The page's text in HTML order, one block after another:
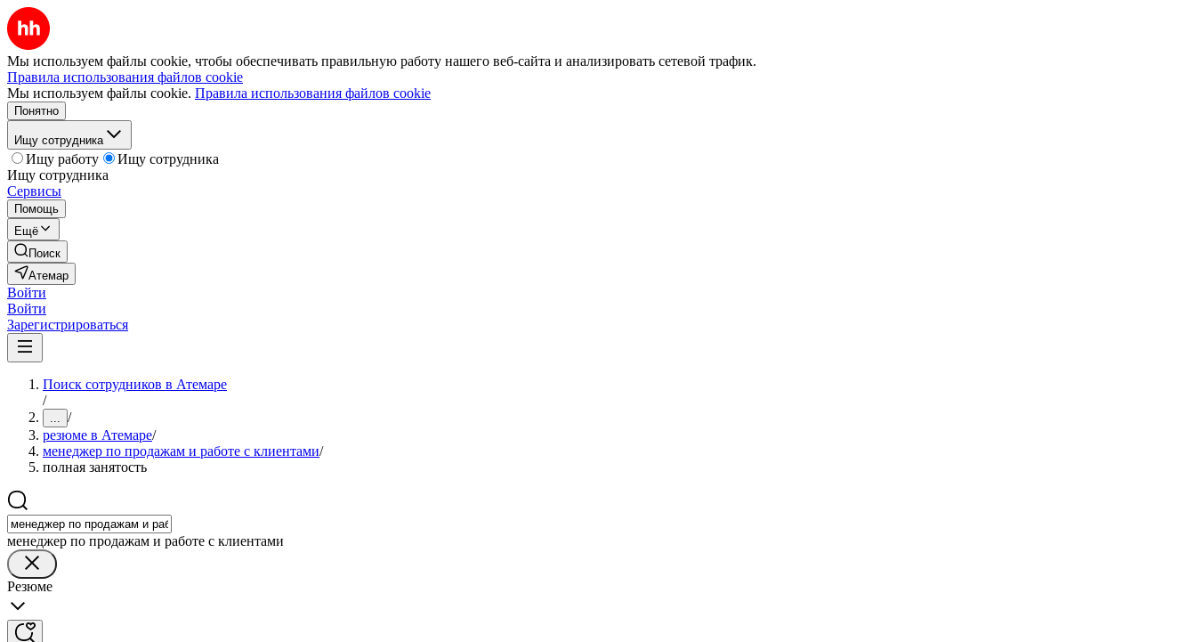
Мы используем файлы cookie, чтобы обеспечивать правильную работу нашего веб-сайта и анализировать сетевой трафик.
Правила использования файлов cookie
Мы используем файлы cookie. Правила использования файлов cookie
Понятно
Ищу сотрудника
Ищу работу
Ищу сотрудника
Ищу сотрудника
Сервисы
Помощь
Ещё
Поиск
Атемар
Войти
Войти
Зарегистрироваться
Поиск сотрудников в Атемаре
/
... /
резюме в Атемаре/
менеджер по продажам и работе с клиентами/
полная занятость
менеджер по продажам и работе с клиентами
Резюме